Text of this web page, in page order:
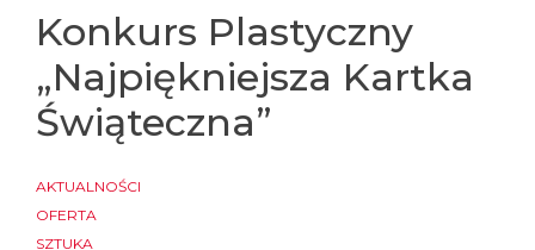
Konkurs Plastyczny
„Najpiękniejsza Kartka
Świąteczna”
AKTUALNOŚCI
OFERTA
SZTUKA